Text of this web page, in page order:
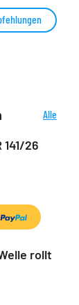
Alle
141/26
rollt